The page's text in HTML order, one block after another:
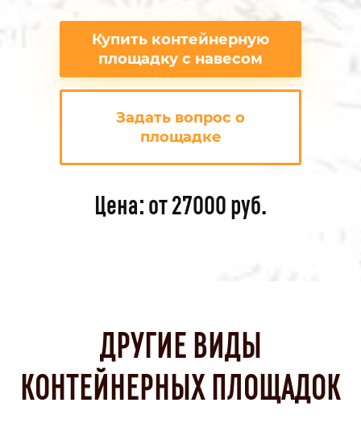
Купить контейнерную
площадку с навесом
Задать вопрос о
площадке
Цена: от 27000 руб.
ДРУГИЕ ВИДЫ
КОНТЕЙНЕРНЫХ ПЛОЩАДОК